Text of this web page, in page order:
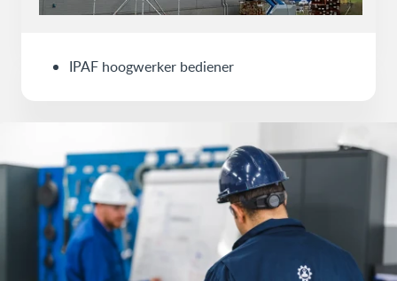
IPAF hoogwerker bediener